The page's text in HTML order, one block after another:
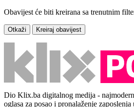
Obavijest će biti kreirana sa trenutnim
Otkaži Kreiraj obavijest
Dio Klix.ba digitalnog medija -
oglasa za posao i pronalaženje